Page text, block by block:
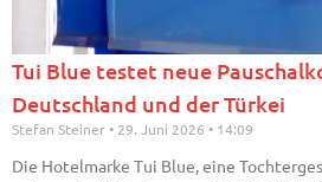
Tui Blue testet neue
Deutschland und der Türkei
Stefan Steiner 29. Juni 2026 14:09
Die Hotelmarke Tui Blue, eine